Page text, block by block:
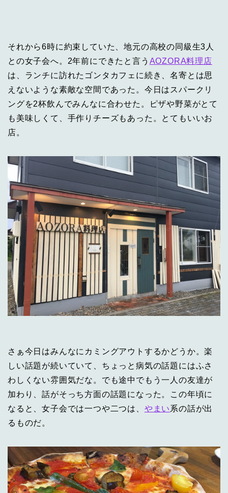
それから6時に約束していた、地元の高校の同級生3人
との女子会へ。2年前にできたと言う AOZORA料理店
は、ランチに訪れたゴンタカフェに続き、名寄とは思
えないような素敵な空間であった。今日はスパークリ
ングを2杯飲んでみんなに合わせた。ピザや野菜がとて
も美味しくて、手作りチーズもあった。とてもいいお
店。
さぁ今日はみんなにカミングアウトするかどうか。楽
しい話題が続いていて、ちょっと病気の話題にはふさ
わしくない雰囲気だな。でも途中でもう一人の友達が
加わり、話がそっち方面の話題になった。この年頃に
なると、女子会では一つや二つは、 やまい系の話が出
るものだ。